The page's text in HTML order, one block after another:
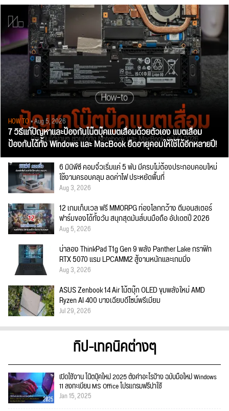
HOW TO• Aug 5, 2026
7 วิธีแก้ปัญหาและป้องกันโน๊ตบุ๊คแบตเสื่อมด้วยตัวเอง แบตเสื่อม
ป้องกันได้ทั้ง Windows และ MacBook ยืดอายุคอมให้ใช้ได้อีกหลายปี!
6 มินิพีซี คอมจิ๋วเริ่มแค่ 5 พัน มีครบไม่ต้องประกอบคอมใหม่
ใช้งานครอบคลุม ลดค่าไฟ ประหยัดพื้นที่
Aug 3, 2026
12 เกมเก็บเวล ฟรี MMORPG ท่องโลกกว้าง ตีมอนสเตอร์
ฟาร์มของได้ทั้งวัน สนุกสุดมันส์บนมือถือ อัปเดตปี 2026
Aug 5, 2026
น่าลอง ThinkPad T1g Gen 9 พลัง Panther Lake กราฟิก
RTX 5070 แรม LPCAMM2 สู้งานหนักและเกมมิ่ง
Aug 3, 2026
ASUS Zenbook 14 Air โน้ตบุ๊ก OLED ขุมพลังใหม่ AMD
Ryzen AI 400 บางเฉียบดีไซน์พรีเมียม
Jul 29, 2026
ทิป-เทคนิคต่างๆ
เปิดใช้งาน โน๊ตบุ๊คใหม่ 2025 ตั้งค่าอะไรบ้าง ฉบับมือใหม่ Windows
11 ลงทะเบียน MS Office โปรแกรมฟรีน่าใช้
Jan 15, 2025